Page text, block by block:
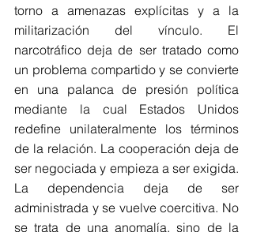
torno a amenazas explícitas y a la
militarización del vínculo. El
narcotráfico deja de ser tratado como
un problema compartido y se convierte
en una palanca de presión política
mediante la cual Estados Unidos
redefine unilateralmente los términos
de la relación. La cooperación deja de
ser negociada y empieza a ser exigida.
La dependencia deja de ser
administrada y se vuelve coercitiva. No
se trata de una anomalía, sino de la